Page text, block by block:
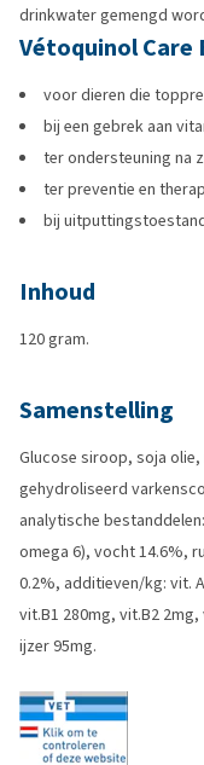
drinkwater gemengd
Vétoquinol Care
voor dieren die
bij een gebrek aan
ter ondersteuning na
ter preventie en
bij
Inhoud
120 gram.
Samenstelling
Glucose siroop, soja
gehydroliseerd
analytische
omega 6), vocht 14.6%,
0.2%, additieven/kg: vit.
vit.B1 280mg, vit.B2
ijzer 95mg.